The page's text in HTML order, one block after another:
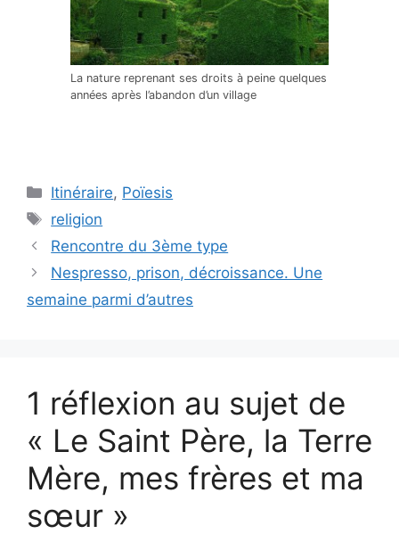
La nature reprenant ses droits à peine quelques
années après l’abandon d’un village
Catégories
Itinéraire, Poïesis
Étiquettes
religion
Rencontre du 3ème type
Nespresso, prison, décroissance. Une
semaine parmi d’autres
1 réflexion au sujet de
« Le Saint Père, la Terre
Mère, mes frères et ma
sœur »